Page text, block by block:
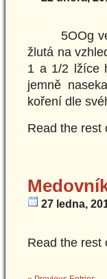
5OOg
žlutá na
1 a 1/2 lžíce
jemně
koření dle
Read the rest
27 ledna,
Read the rest